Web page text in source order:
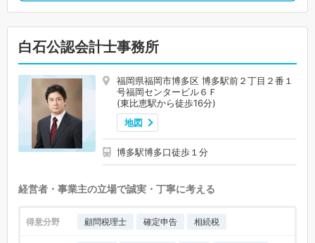
白石公認会計士事務所
福岡県福岡市博多区 博多駅前２丁目２番１
号福岡センタービル６Ｆ
(東比恵駅から徒歩16分)
地図
博多駅博多口徒歩１分
経営者・事業主の立場で誠実・丁寧に考える
得意分野 顧問税理士 確定申告 相続税